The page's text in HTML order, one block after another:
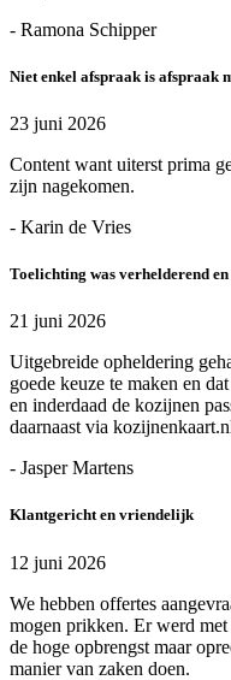
- Ramona Schipper
Niet enkel afspraak is afspraak
23 juni 2026
Content want uiterst prima
zijn nagekomen.
- Karin de Vries
Toelichting was verhelderend
21 juni 2026
Uitgebreide opheldering
goede keuze te maken en
en inderdaad de kozijnen
daarnaast via
- Jasper Martens
Klantgericht en vriendelijk
12 juni 2026
We hebben offertes
mogen prikken. Er werd
de hoge opbrengst maar
manier van zaken doen.